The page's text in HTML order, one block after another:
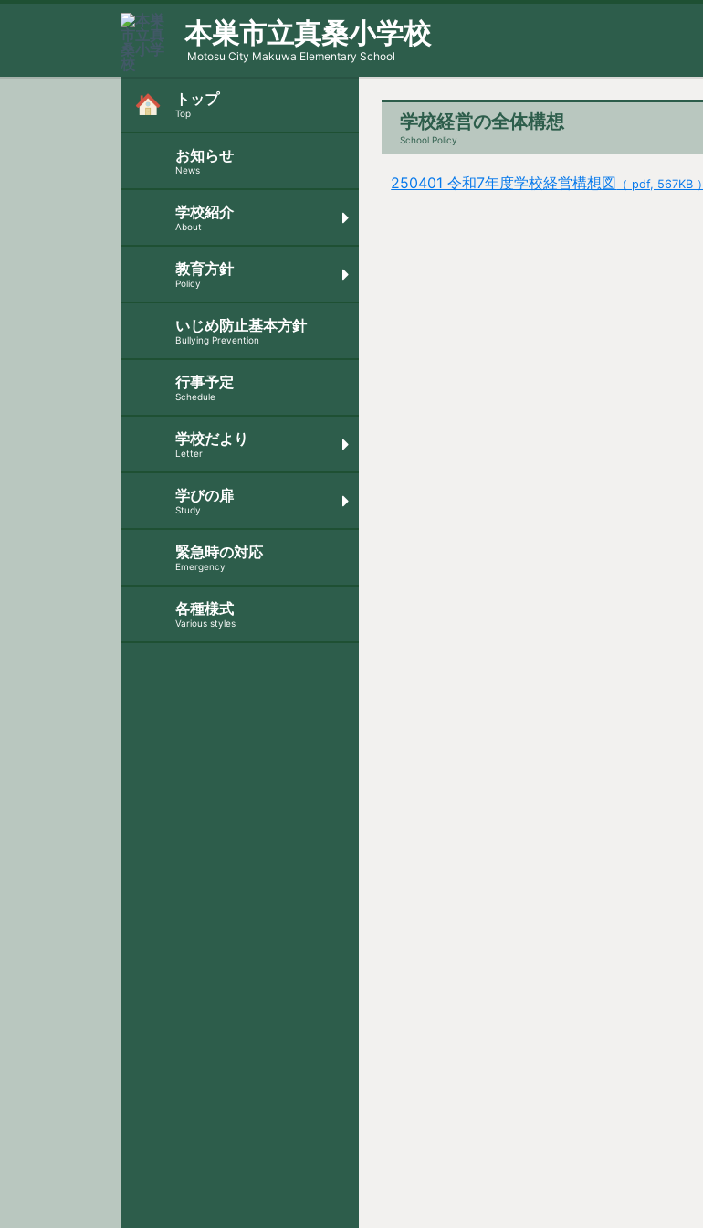
本巣市立真桑小学校
Motosu City Makuwa Elementary School
トップ
Top
お知らせ
News
学校紹介
About
教育方針
Policy
いじめ防止基本方針
Bullying Prevention
行事予定
Schedule
学校だより
Letter
学びの扉
Study
緊急時の対応
Emergency
各種様式
Various styles
学校経営の全体構想
School Policy
250401 令和7年度学校経営構想図 （ pdf, 567KB ）